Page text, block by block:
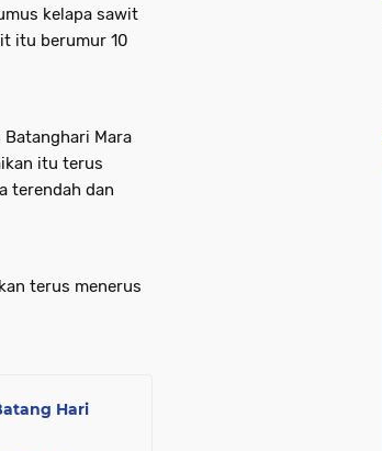
kelapa sawit
itu berumur 10
Batanghari Mara
itu terus
terendah dan
terus menerus
Hari